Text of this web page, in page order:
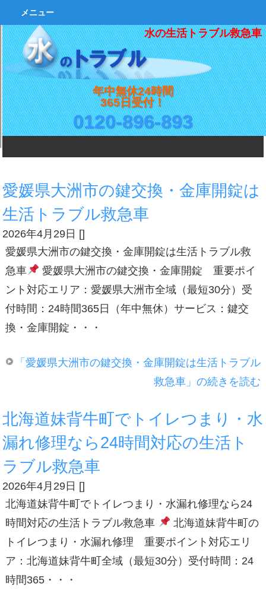
水の生活トラブル救急車
年中無休24時間
365日受付！
0120-896-893
メニュー
愛媛県大洲市の鍵交換・金庫開錠は
生活トラブル救急車
2026年4月29日 []
愛媛県大洲市の鍵交換・金庫開錠は生活トラブル救
急車
愛媛県大洲市の鍵交換・金庫開錠 重要ポイ
ント対応エリア：愛媛県大洲市全域（最短30分）受
付時間：24時間365日（年中無休）サービス：鍵交
換・金庫開錠・・・
「愛媛県大洲市の鍵交換・金庫開錠は生活トラブル
救急車」の続きを読む
北海道妹背牛町でトイレつまり・水
漏れ修理なら24時間対応の生活ト
ラブル救急車
2026年4月29日 []
北海道妹背牛町でトイレつまり・水漏れ修理なら24
時間対応の生活トラブル救急車
北海道妹背牛町の
トイレつまり・水漏れ修理 重要ポイント対応エリ
ア：北海道妹背牛町全域（最短30分）受付時間：24
時間365・・・